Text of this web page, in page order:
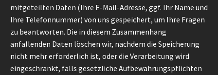
mitgeteilten Daten (Ihre E-Mail-Adresse, ggf. Ihr Name und
Ihre Telefonnummer) von uns gespeichert, um Ihre Fragen
zu beantworten. Die in diesem Zusammenhang
anfallenden Daten löschen wir, nachdem die Speicherung
nicht mehr erforderlich ist, oder die Verarbeitung wird
eingeschränkt, falls gesetzliche Aufbewahrungspflichten